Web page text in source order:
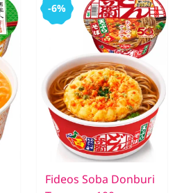
-6%
Fideos Soba Donburi